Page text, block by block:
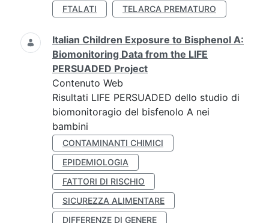
FTALATI
TELARCA PREMATURO
Italian Children Exposure to Bisphenol A:
Biomonitoring Data from the LIFE
PERSUADED Project
Contenuto Web
Risultati LIFE PERSUADED dello studio di
biomonitoragio del bisfenolo A nei
bambini
CONTAMINANTI CHIMICI
EPIDEMIOLOGIA
FATTORI DI RISCHIO
SICUREZZA ALIMENTARE
DIFFERENZE DI GENERE